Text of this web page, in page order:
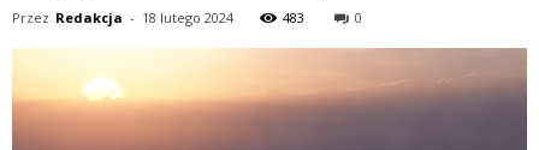
Przez Redakcja - 18 lutego 2024 483 0